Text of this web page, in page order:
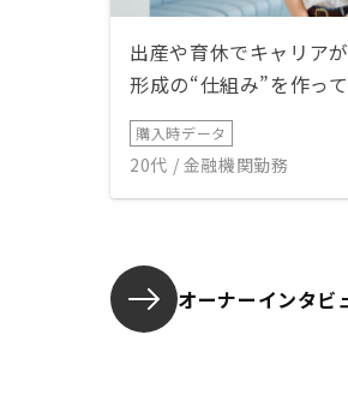
出産や育休でキャリア
形成の“仕組み”を作っ
購入時データ
20代 / 金融機関勤務
オーナーインタビ